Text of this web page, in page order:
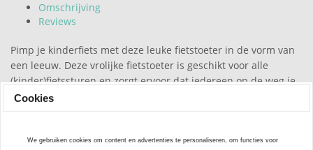
Omschrijving
Reviews
Pimp je kinderfiets met deze leuke fietstoeter in de vorm van
een leeuw. Deze vrolijke fietstoeter is geschikt voor alle
(kinder)fietssturen en zorgt ervoor dat iedereen op de weg je
hoort aankomen!
- Hip op de kinderfiets!
Cookies
We gebruiken cookies om content en advertenties te personaliseren, om functies voor